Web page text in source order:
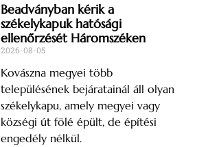
Beadványban kérik a
székelykapuk hatósági
ellenőrzését Háromszéken
2026-08-05
Kovászna megyei több
településének bejáratainál áll olyan
székelykapu, amely megyei vagy
községi út fölé épült, de építési
engedély nélkül.